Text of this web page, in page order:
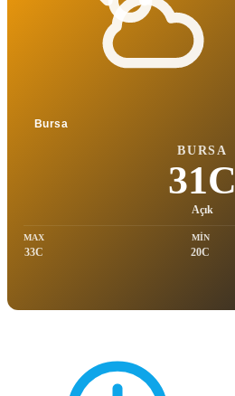
Sehir sec
BURSA
31C
Açık
MAX
33C
MIN
20C